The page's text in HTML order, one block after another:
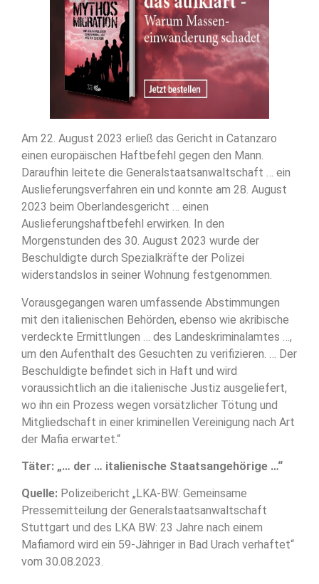
Am 22. August 2023 erließ das Gericht in Catanzaro
einen europäischen Haftbefehl gegen den Mann.
Daraufhin leitete die Generalstaatsanwaltschaft … ein
Auslieferungsverfahren ein und konnte am 28. August
2023 beim Oberlandesgericht … einen
Auslieferungshaftbefehl erwirken. In den
Morgenstunden des 30. August 2023 wurde der
Beschuldigte durch Spezialkräfte der Polizei
widerstandslos in seiner Wohnung festgenommen.
Vorausgegangen waren umfassende Abstimmungen
mit den italienischen Behörden, ebenso wie akribische
verdeckte Ermittlungen … des Landeskriminalamtes …,
um den Aufenthalt des Gesuchten zu verifizieren. … Der
Beschuldigte befindet sich in Haft und wird
voraussichtlich an die italienische Justiz ausgeliefert,
wo ihn ein Prozess wegen vorsätzlicher Tötung und
Mitgliedschaft in einer kriminellen Vereinigung nach Art
der Mafia erwartet.“
Täter: „… der … italienische Staatsangehörige …“
Quelle: Polizeibericht „LKA-BW: Gemeinsame
Pressemitteilung der Generalstaatsanwaltschaft
Stuttgart und des LKA BW: 23 Jahre nach einem
Mafiamord wird ein 59-Jähriger in Bad Urach verhaftet“
vom 30.08.2023.